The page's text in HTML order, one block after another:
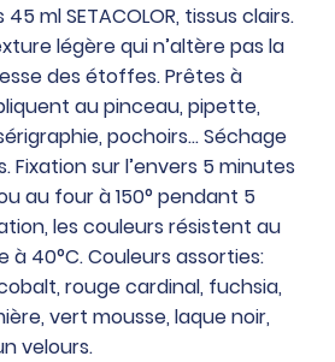
ml SETACOLOR, tissus clairs.
légère qui n’altère pas la
des étoffes. Prêtes à
au pinceau, pipette,
pochoirs… Séchage
Fixation sur l’envers 5 minutes
au four à 150° pendant 5
les couleurs résistent au
à 40°C. Couleurs assorties:
rouge cardinal, fuchsia,
vert mousse, laque noir,
velours.